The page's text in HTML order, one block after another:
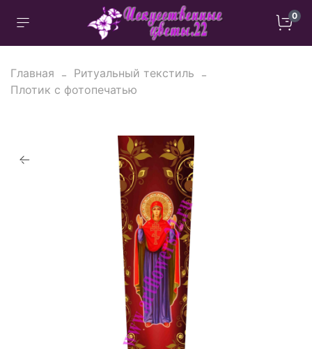
0
Главная
Ритуальный текстиль
Плотик с фотопечатью